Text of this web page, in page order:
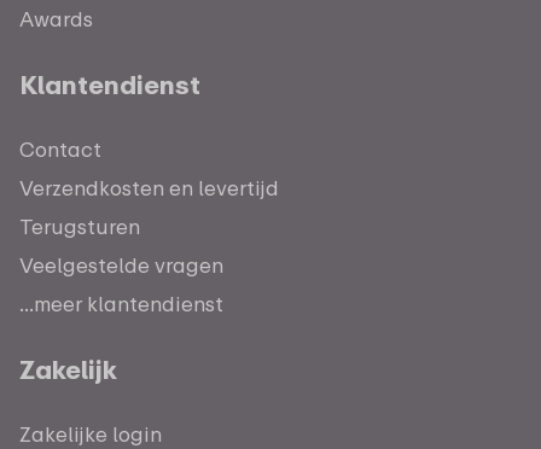
Awards
Klantendienst
Contact
Verzendkosten en levertijd
Terugsturen
Veelgestelde vragen
...meer klantendienst
Zakelijk
Zakelijke login